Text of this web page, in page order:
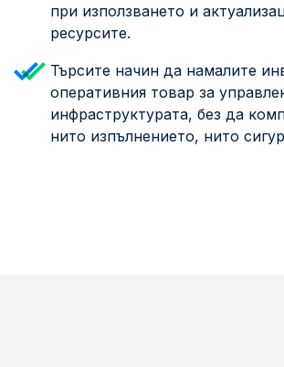
при използването и
ресурсите.
Търсите начин да намалите
оперативния товар за
инфраструктурата, без да
нито изпълнението, нито